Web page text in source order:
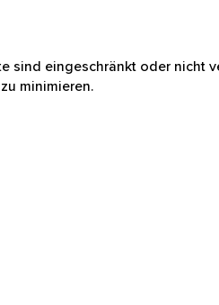
sind eingeschränkt oder nicht
minimieren.